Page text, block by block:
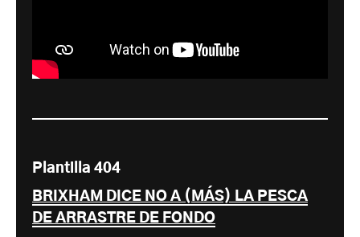
Plantilla 404
BRIXHAM DICE NO A (MÁS) LA PESCA
DE ARRASTRE DE FONDO